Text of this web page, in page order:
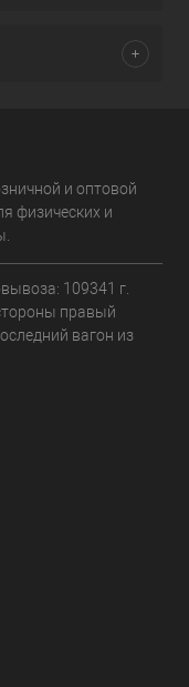
и оптовой
физических и
109341 г.
правый
вагон из